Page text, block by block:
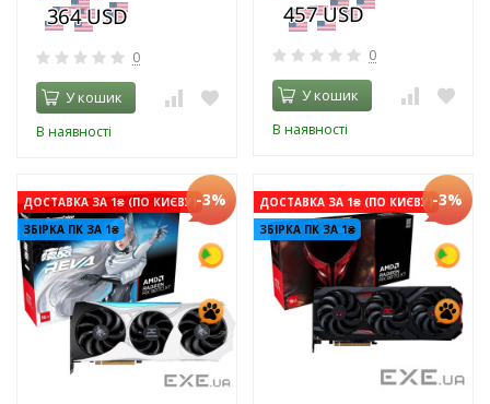
0
У кошик
В наявності
0
У кошик
В наявності
ДОСТАВКА ЗА 1₴ (ПО КИЄВУ)
ЗБІРКА ПК ЗА 1₴
-3%
ДОСТАВКА ЗА 1₴ (ПО КИЄВУ)
ЗБІРКА ПК ЗА 1₴
-3%